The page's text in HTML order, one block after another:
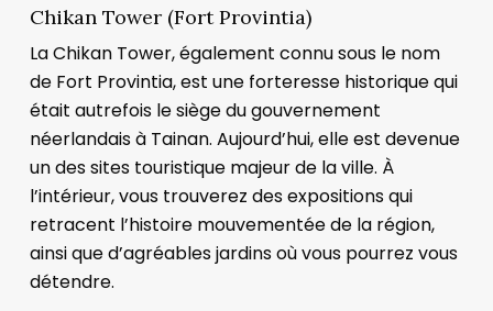
Chikan Tower (Fort Provintia)
La Chikan Tower, également connu sous le nom
de Fort Provintia, est une forteresse historique qui
était autrefois le siège du gouvernement
néerlandais à Tainan. Aujourd’hui, elle est devenue
un des sites touristique majeur de la ville. À
l’intérieur, vous trouverez des expositions qui
retracent l’histoire mouvementée de la région,
ainsi que d’agréables jardins où vous pourrez vous
détendre.